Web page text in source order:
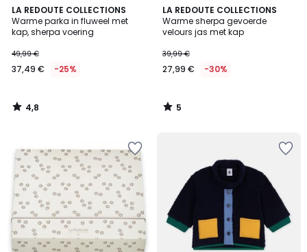
LA REDOUTE COLLECTIONS
Warme parka in fluweel met
kap, sherpa voering
49,99 €
37,49 € -25%
4,8
/ 5
4,8
/
LA REDOUTE COLLECTIONS
Warme sherpa gevoerde
velours jas met kap
39,99 €
27,99 € -30%
5
/
5
5
/